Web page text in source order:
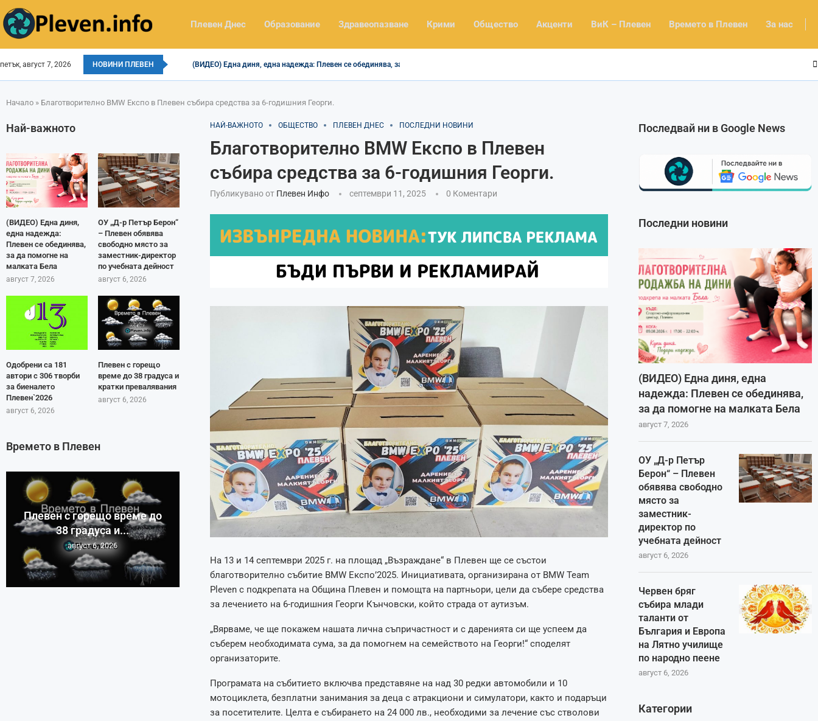
Плевен Днес Образование Здравеопазване Крими Общество Акценти ВиК – Плевен Времето в Плевен За нас
петък, август 7, 2026 НОВИНИ ПЛЕВЕН (ВИДЕО) Една диня, една надежда: Плевен се обединява, за да помогне...
Начало » Благотворително BMW Експо в Плевен събира средства за 6-годишния Георги.
НАЙ-ВАЖНОТО ОБЩЕСТВО ПЛЕВЕН ДНЕС ПОСЛЕДНИ НОВИНИ
Благотворително BMW Експо в Плевен
събира средства за 6-годишния Георги.
Публикувано от Плевен Инфо септември 11, 2025 0 Коментари
На 13 и 14 септември 2025 г. на площад „Възраждане“ в Плевен ще се състои
благотворително събитие BMW Експо’2025. Инициативата, организирана от BMW Team
Pleven с подкрепата на Община Плевен и помощта на партньори, цели да събере средства
за лечението на 6-годишния Георги Кънчовски, който страда от аутизъм.
„Вярваме, че ще покажем нашата лична съпричастност и с даренията си ще успеем да
съберем необходимата сума, за да помогнем на семейството на Георги!“ споделят
организаторите.
Програмата на събитието включва представяне на над 30 редки автомобили и 10
мотоциклета, безплатни занимания за деца с атракциони и симулатори, както и подаръци
за посетителите. Целта е събирането на 24 000 лв., необходими за лечение със стволови
Последвай ни в Google News
Последни новини
(ВИДЕО) Една диня, една
надежда: Плевен се обединява,
за да помогне на малката Бела
август 7, 2026
ОУ „Д-р Петър
Берон“ – Плевен
обявява свободно
място за
заместник-
директор по
учебната дейност
август 6, 2026
Червен бряг
събира млади
таланти от
България и Европа
на Лятно училище
по народно пеене
август 6, 2026
Категории
Най-важното
(ВИДЕО) Една диня,
една надежда:
Плевен се обединява,
за да помогне на
малката Бела
август 7, 2026
ОУ „Д-р Петър Берон“
– Плевен обявява
свободно място за
заместник-директор
по учебната дейност
август 6, 2026
Одобрени са 181
автори с 306 творби
за биеналето
Плевен`2026
август 6, 2026
Плевен с горещо
време до 38 градуса и
кратки превалявания
август 6, 2026
Времето в Плевен
Плевен с горещо време до
38 градуса и...
август 6, 2026